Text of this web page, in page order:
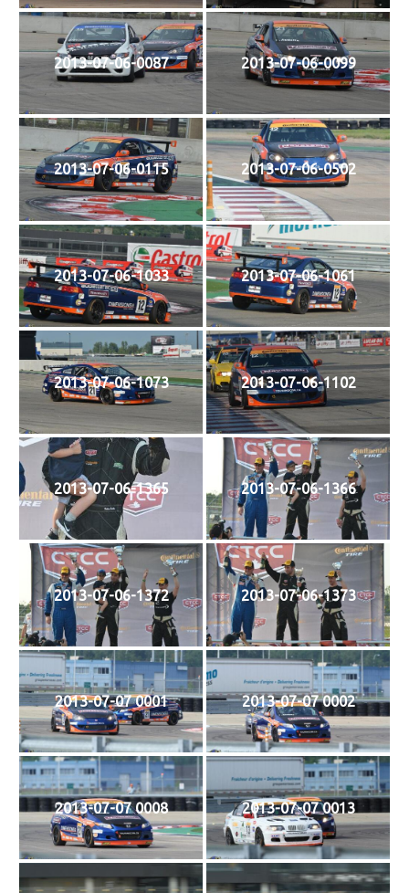
2013-07-06-0087 2013-07-06-0099
2013-07-06-0115 2013-07-06-0502
2013-07-06-1033 2013-07-06-1061
2013-07-06-1073 2013-07-06-1102
2013-07-06-1365 2013-07-06-1366
2013-07-06-1372 2013-07-06-1373
2013-07-07 0001 2013-07-07 0002
2013-07-07 0008 2013-07-07 0013